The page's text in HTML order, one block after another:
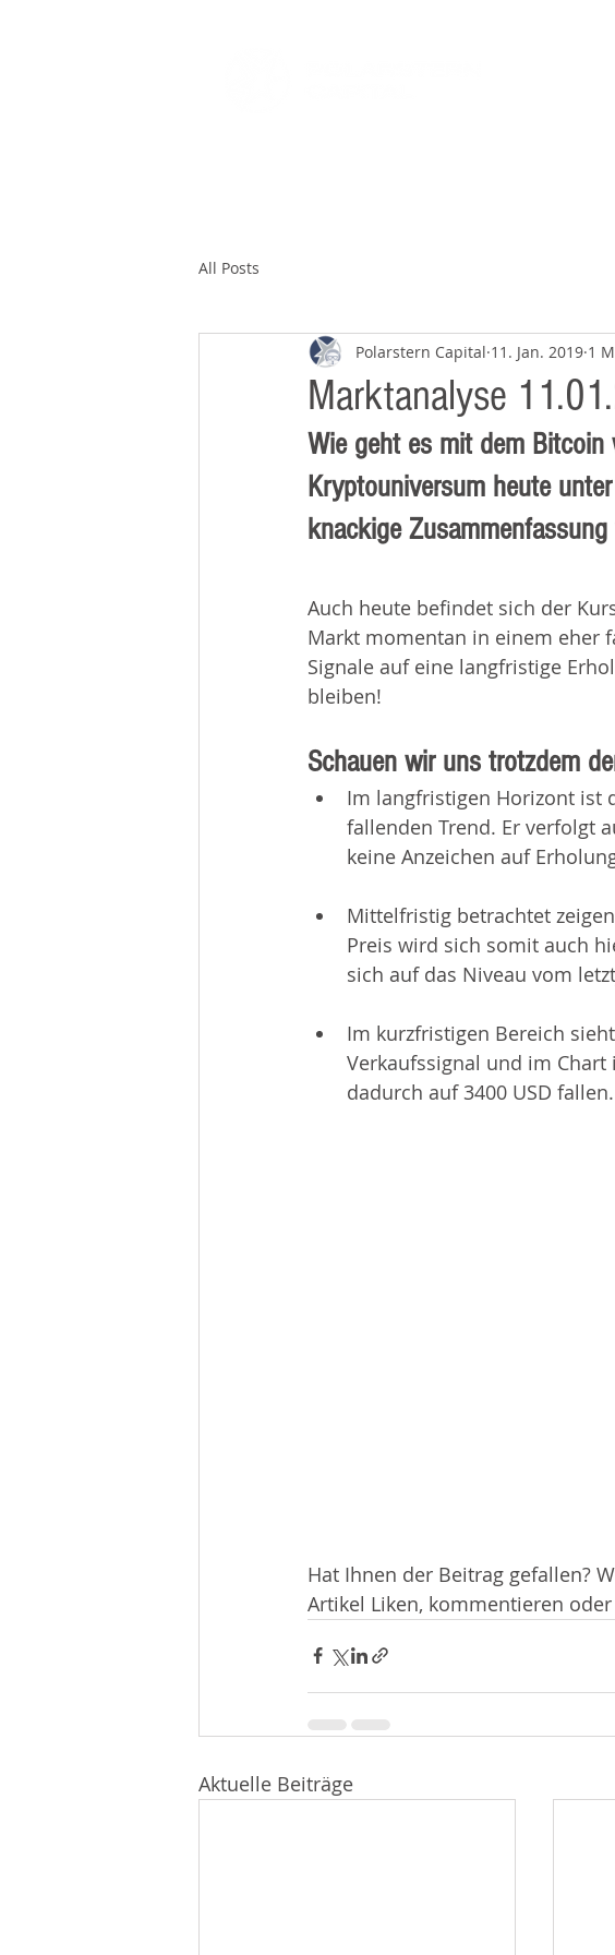
All Posts
Marktanalyse
Polarstern Capital 11. Jan. 2019 1
Wie geht es mit dem
Kryptouniversum heute
knackige
Auch heute befindet sich der
Markt momentan in einem eher
Signale auf eine langfristige
bleiben!
Schauen wir uns trotzdem
Im langfristigen Horizont ist
fallenden Trend. Er verfolgt
keine Anzeichen auf
Mittelfristig betrachtet
Preis wird sich somit auch
sich auf das Niveau vom
Im kurzfristigen Bereich
Verkaufssignal und im Chart
dadurch auf 3400 USD fallen.
Hat Ihnen der Beitrag gefallen?
Artikel Liken, kommentieren
Aktuelle Beiträge